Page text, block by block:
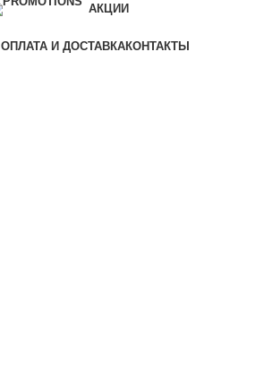
АКЦИИ
ОПЛАТА И ДОСТАВКАКОНТАКТЫ